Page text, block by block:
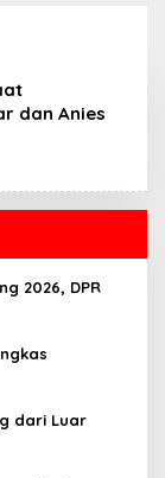
dan Anies
2026, DPR
dari Luar